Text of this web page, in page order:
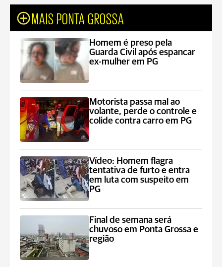
MAIS PONTA GROSSA
Homem é preso pela
Guarda Civil após espancar
ex-mulher em PG
Motorista passa mal ao
volante, perde o controle e
colide contra carro em PG
Vídeo: Homem flagra
tentativa de furto e entra
em luta com suspeito em
PG
Final de semana será
chuvoso em Ponta Grossa e
região